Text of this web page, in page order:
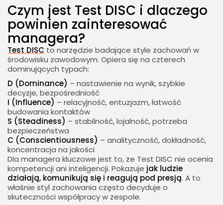
Czym jest Test DISC i dlaczego
powinien zainteresować
managera?
Test DISC to narzędzie badające style zachowań w
środowisku zawodowym. Opiera się na czterech
dominujących typach:
D (Dominance) – nastawienie na wynik, szybkie
decyzje, bezpośredniość
I (Influence) – relacyjność, entuzjazm, łatwość
budowania kontaktów
S (Steadiness) – stabilność, lojalność, potrzeba
bezpieczeństwa
C (Conscientiousness) – analityczność, dokładność,
koncentracja na jakości
Dla managera kluczowe jest to, że Test DISC nie ocenia
kompetencji ani inteligencji. Pokazuje jak ludzie
działają, komunikują się i reagują pod presją. A to
właśnie styl zachowania często decyduje o
skuteczności współpracy w zespole.